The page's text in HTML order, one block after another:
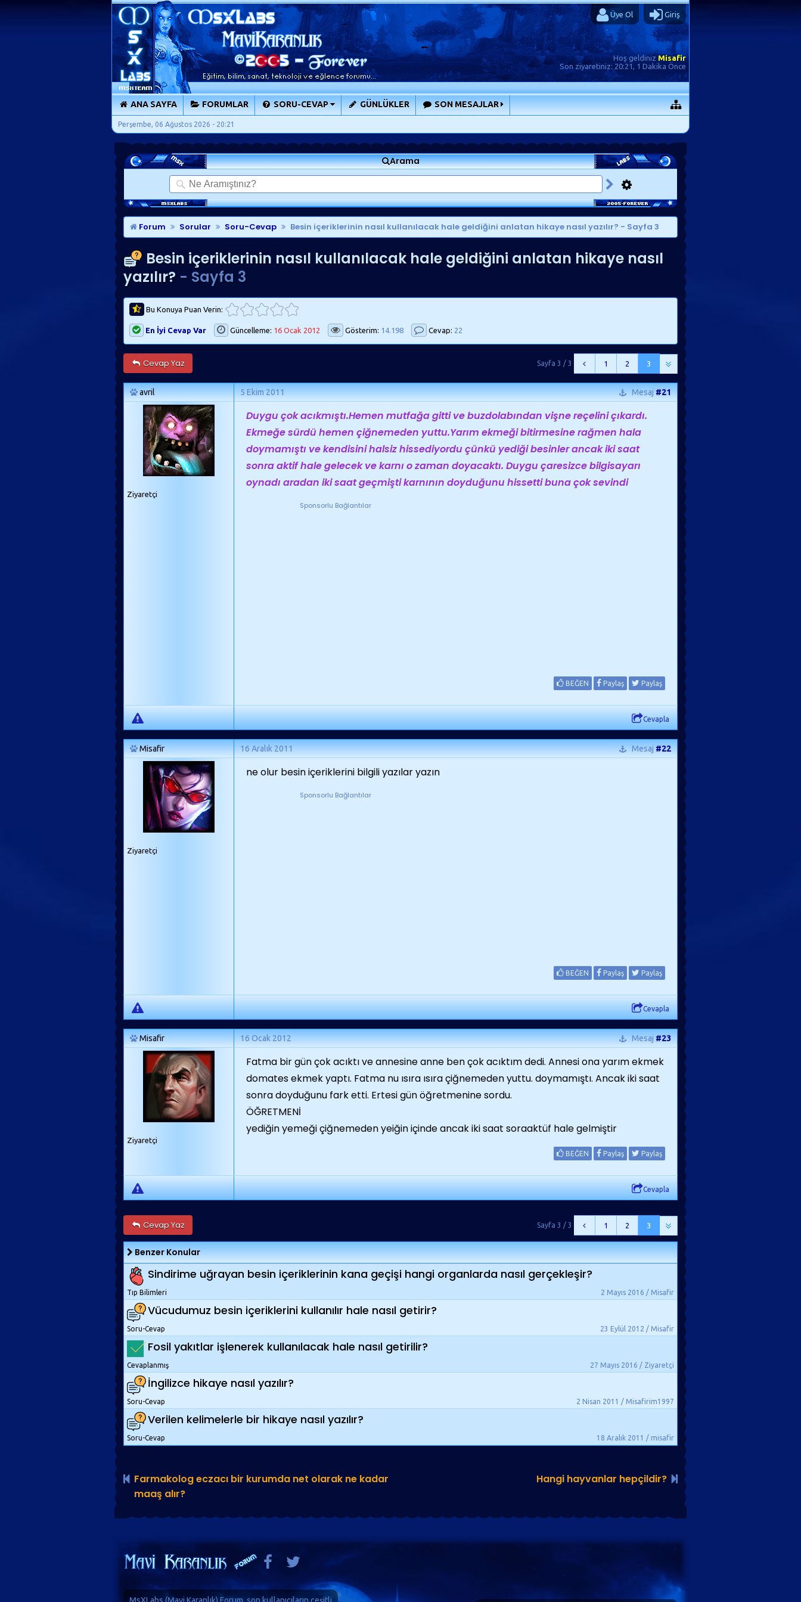
Üye Ol Giriş
Hoş geldiniz Misafir
Son ziyaretiniz:20:21, 1 Dakika Önce
ANA SAYFA FORUMLAR SORU-CEVAP GÜNLÜKLER SON MESAJLAR
Perşembe, 06 Ağustos 2026 - 20:21
Arama
Forum Sorular Soru-Cevap Besin içeriklerinin nasıl kullanılacak hale geldiğini anlatan hikaye nasıl yazılır? - Sayfa 3
Besin içeriklerinin nasıl kullanılacak hale geldiğini anlatan hikaye nasıl
yazılır? - Sayfa 3
Bu Konuya Puan Verin:
En İyi Cevap Var Güncelleme: 16 Ocak 2012 Gösterim: 14.198 Cevap: 22
Cevap Yaz 1 2 3
Sayfa 3 / 3
avril 5 Ekim 2011 Mesaj#21
Ziyaretçi
Duygu çok acıkmıştı.Hemen mutfağa gitti ve buzdolabından vişne reçelini çıkardı.
Ekmeğe sürdü hemen çiğnemeden yuttu.Yarım ekmeği bitirmesine rağmen hala
doymamıştı ve kendisini halsiz hissediyordu çünkü yediği besinler ancak iki saat
sonra aktif hale gelecek ve karnı o zaman doyacaktı. Duygu çaresizce bilgisayarı
oynadı aradan iki saat geçmişti karnının doyduğunu hissetti buna çok sevindi
Sponsorlu Bağlantılar
BEĞEN Paylaş Paylaş
Cevapla
Misafir 16 Aralık 2011 Mesaj#22
Ziyaretçi
ne olur besin içeriklerini bilgili yazılar yazın
Sponsorlu Bağlantılar
BEĞEN Paylaş Paylaş
Cevapla
Misafir 16 Ocak 2012 Mesaj#23
Ziyaretçi
Fatma bir gün çok acıktı ve annesine anne ben çok acıktım dedi. Annesi ona yarım ekmek
domates ekmek yaptı. Fatma nu ısıra ısıra çiğnemeden yuttu. doymamıştı. Ancak iki saat
sonra doyduğunu fark etti. Ertesi gün öğretmenine sordu.
ÖĞRETMENİ
yediğin yemeği çiğnemeden yeiğin içinde ancak iki saat soraaktüf hale gelmiştir
BEĞEN Paylaş Paylaş
Cevapla
Cevap Yaz 1 2 3
Sayfa 3 / 3
Benzer Konular
Sindirime uğrayan besin içeriklerinin kana geçişi hangi organlarda nasıl gerçekleşir?
2 Mayıs 2016 / Misafir
Tıp Bilimleri
Vücudumuz besin içeriklerini kullanılır hale nasıl getirir?
23 Eylül 2012 / Misafir
Soru-Cevap
Fosil yakıtlar işlenerek kullanılacak hale nasıl getirilir?
27 Mayıs 2016 / Ziyaretçi
Cevaplanmış
İngilizce hikaye nasıl yazılır?
2 Nisan 2011 / Misafirim1997
Soru-Cevap
Verilen kelimelerle bir hikaye nasıl yazılır?
18 Aralık 2011 / misafir
Soru-Cevap
Farmakolog eczacı bir kurumda net olarak ne kadar
maaş alır?
Hangi hayvanlar hepçildir?